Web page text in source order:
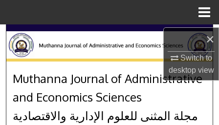
×
Switch to
desktopview
Browse Collections
My Account
About
Muthanna Journal of
Muthanna Journal of Administrative
and Economics Sciences
مجلة المثنى للعلوم الإدارية والاقتصادية